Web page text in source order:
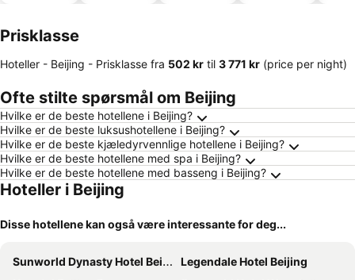
Prisklasse
Hoteller - Beijing - Prisklasse fra ‎502 kr til ‎3 771 kr (price per night)
Ofte stilte spørsmål om Beijing
Hvilke er de beste hotellene i Beijing?
Hvilke er de beste luksushotellene i Beijing?
Hvilke er de beste kjæledyrvennlige hotellene i Beijing?
Hvilke er de beste hotellene med spa i Beijing?
Hvilke er de beste hotellene med basseng i Beijing?
Hoteller i Beijing
Disse hotellene kan også være interessante for deg...
Sunworld Dynasty Hotel Beijing Wangfujing
Legendale Hotel Beijing